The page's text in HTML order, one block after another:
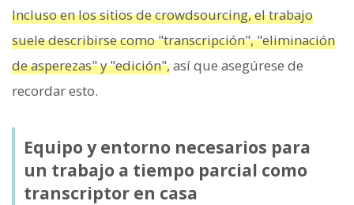
Incluso en los sitios de crowdsourcing, el trabajo
suele describirse como "transcripción", "eliminación
de asperezas" y "edición",así que asegúrese de
recordar esto.
Equipo y entorno necesarios para
un trabajo a tiempo parcial como
transcriptor en casa